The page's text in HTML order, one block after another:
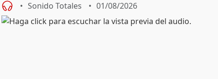
Sonido Totales 01/08/2026